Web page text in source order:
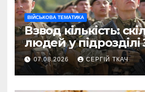
ВІЙСЬКОВА ТЕМАТИКА
Взвод кількість:
людей у підрозділі
07.08.2026 СЕРГІЙ ТКАЧ